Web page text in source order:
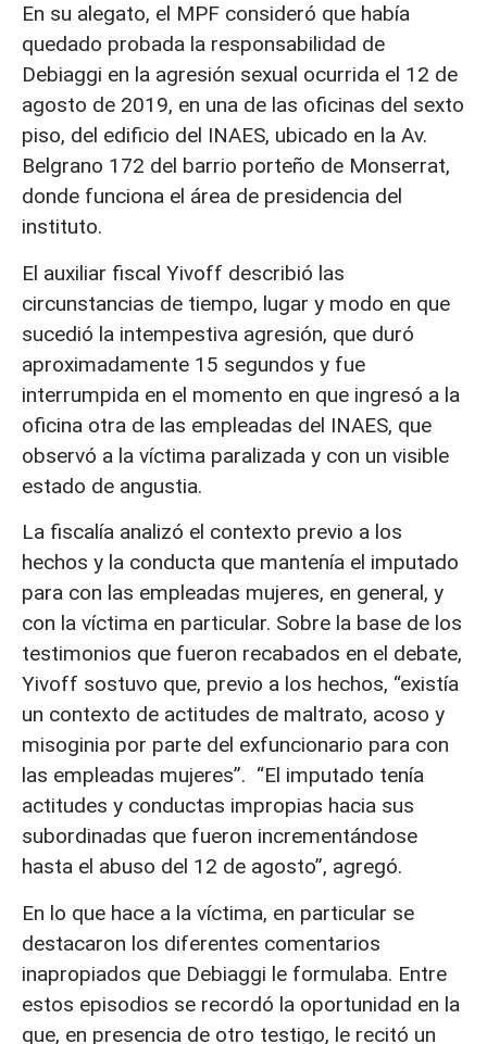
En su alegato, el MPF consideró que había
quedado probada la responsabilidad de
Debiaggi en la agresión sexual ocurrida el 12 de
agosto de 2019, en una de las oficinas del sexto
piso, del edificio del INAES, ubicado en la Av.
Belgrano 172 del barrio porteño de Monserrat,
donde funciona el área de presidencia del
instituto.
El auxiliar fiscal Yivoff describió las
circunstancias de tiempo, lugar y modo en que
sucedió la intempestiva agresión, que duró
aproximadamente 15 segundos y fue
interrumpida en el momento en que ingresó a la
oficina otra de las empleadas del INAES, que
observó a la víctima paralizada y con un visible
estado de angustia.
La fiscalía analizó el contexto previo a los
hechos y la conducta que mantenía el imputado
para con las empleadas mujeres, en general, y
con la víctima en particular. Sobre la base de los
testimonios que fueron recabados en el debate,
Yivoff sostuvo que, previo a los hechos, “existía
un contexto de actitudes de maltrato, acoso y
misoginia por parte del exfuncionario para con
las empleadas mujeres”. “El imputado tenía
actitudes y conductas impropias hacia sus
subordinadas que fueron incrementándose
hasta el abuso del 12 de agosto”, agregó.
En lo que hace a la víctima, en particular se
destacaron los diferentes comentarios
inapropiados que Debiaggi le formulaba. Entre
estos episodios se recordó la oportunidad en la
que, en presencia de otro testigo, le recitó un